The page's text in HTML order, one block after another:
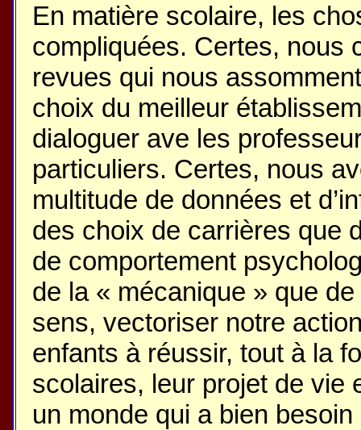
En matière scolaire, les
compliquées. Certes, nous
revues qui nous
choix du meilleur
dialoguer ave les
particuliers. Certes, nous
multitude de données et
des choix de carrières que
de comportement
de la « mécanique » que
sens, vectoriser notre
enfants à réussir, tout à la
scolaires, leur projet de vie
un monde qui a bien besoin